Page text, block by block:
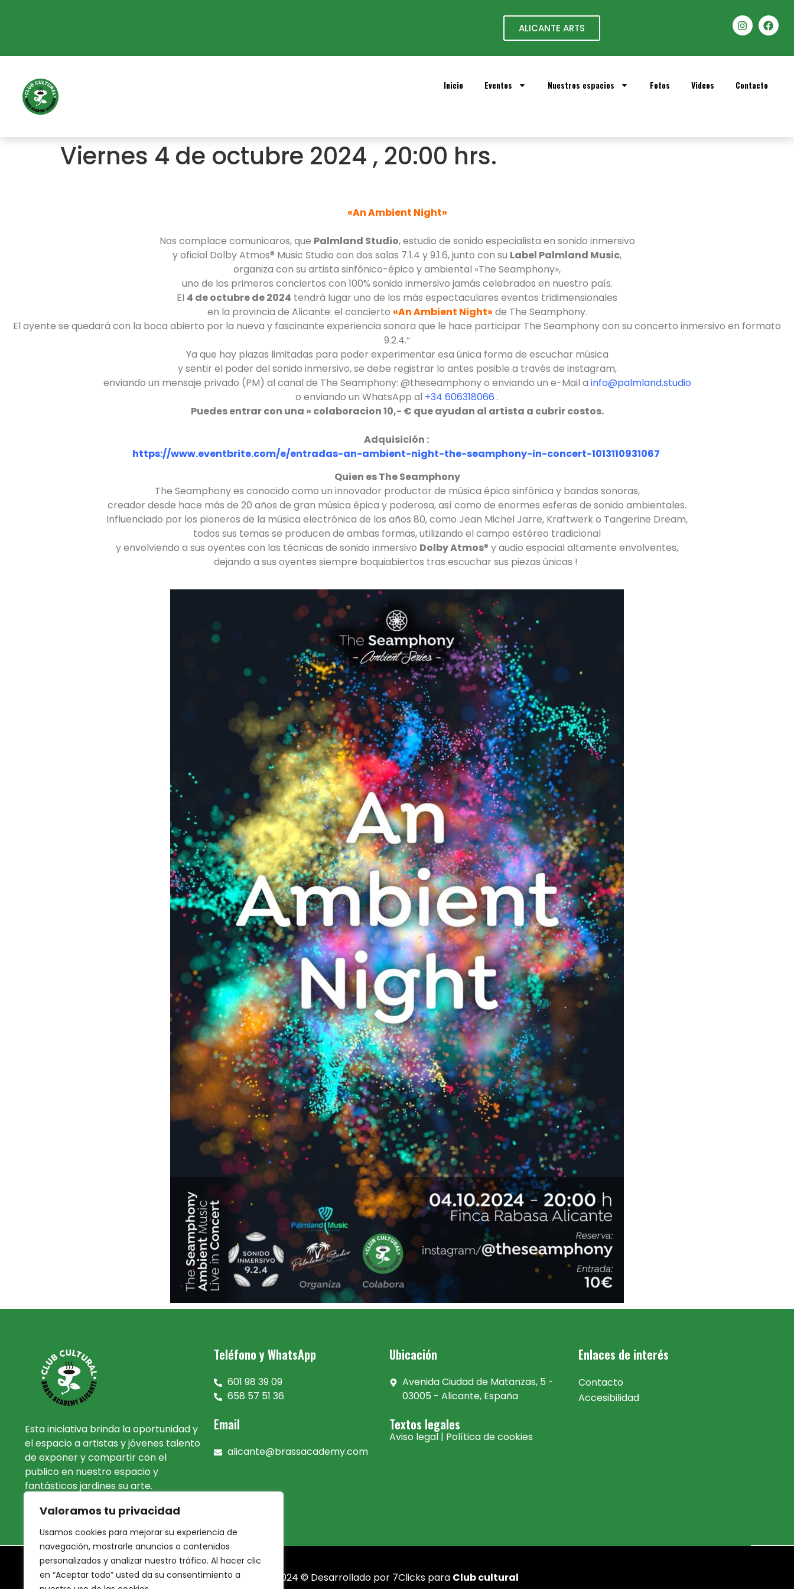
Valoramos tu privacidad
Usamos cookies para mejorar su experiencia de
navegación, mostrarle anuncios o contenidos
personalizados y analizar nuestro tráfico. Al hacer clic
en “Aceptar todo” usted da su consentimiento a
ALICANTE ARTS
Inicio Eventos Nuestros espacios Fotos Videos Contacto
Viernes 4 de octubre 2024 , 20:00 hrs.
«An Ambient Night»
Nos complace comunicaros, que Palmland Studio, estudio de sonido especialista en sonido inmersivo
y oficial Dolby Atmos®️ Music Studio con dos salas 7.1.4 y 9.1.6, junto con su Label Palmland Music,
organiza con su artista sinfónico-épico y ambiental «The Seamphony»,
uno de los primeros conciertos con 100% sonido inmersivo jamás celebrados en nuestro país.
El 4 de octubre de 2024 tendrá lugar uno de los más espectaculares eventos tridimensionales
en la provincia de Alicante: el concierto «An Ambient Night» de The Seamphony.
El oyente se quedará con la boca abierto por la nueva y fascinante experiencia sonora que le hace participar The Seamphony con su concerto inmersivo en formato
9.2.4.“
Ya que hay plazas limitadas para poder experimentar esa única forma de escuchar música
y sentir el poder del sonido inmersivo, se debe registrar lo antes posible a través de instagram,
enviando un mensaje privado (PM) al canal de The Seamphony: @theseamphony o enviando un e-Mail a info@palmland.studio
o enviando un WhatsApp al +34 606318066 .
Puedes entrar con una » colaboracion 10,- € que ayudan al artista a cubrir costos.
Adquisición :
https://www.eventbrite.com/e/entradas-an-ambient-night-the-seamphony-in-concert-1013110931067
Quien es The Seamphony
The Seamphony es conocido como un innovador productor de música épica sinfónica y bandas sonoras,
creador desde hace más de 20 años de gran música épica y poderosa, así como de enormes esferas de sonido ambientales.
Influenciado por los pioneros de la música electrónica de los años 80, como Jean Michel Jarre, Kraftwerk o Tangerine Dream,
todos sus temas se producen de ambas formas, utilizando el campo estéreo tradicional
y envolviendo a sus oyentes con las técnicas de sonido inmersivo Dolby Atmos®️ y audio espacial altamente envolventes,
dejando a sus oyentes siempre boquiabiertos tras escuchar sus piezas únicas !
Esta iniciativa brinda la oportunidad y
el espacio a artistas y jóvenes talento
de exponer y compartir con el
publico en nuestro espacio y
fantásticos jardines su arte.
Teléfono y WhatsApp
601 98 39 09
658 57 51 36
Email
alicante@brassacademy.com
Ubicación
Avenida Ciudad de Matanzas, 5 -
03005 - Alicante, España
Textos legales
Aviso legal| Política de cookies
Enlaces de interés
Contacto
Accesibilidad
2024 © Desarrollado por 7Clicks para Club cultural